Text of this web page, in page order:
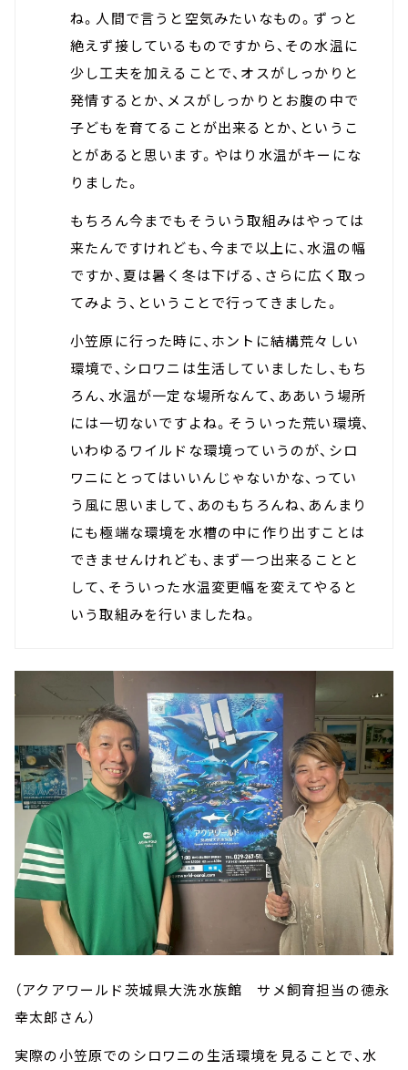
ね。人間で言うと空気みたいなもの。ずっと
絶えず接しているものですから、その水温に
少し工夫を加えることで、オスがしっかりと
発情するとか、メスがしっかりとお腹の中で
子どもを育てることが出来るとか、というこ
とがあると思います。やはり水温がキーにな
りました。
もちろん今までもそういう取組みはやっては
来たんですけれども、今まで以上に、水温の幅
ですか、夏は暑く冬は下げる、さらに広く取っ
てみよう、ということで行ってきました。
小笠原に行った時に、ホントに結構荒々しい
環境で、シロワニは生活していましたし、もち
ろん、水温が一定な場所なんて、ああいう場所
には一切ないですよね。そういった荒い環境、
いわゆるワイルドな環境っていうのが、シロ
ワニにとってはいいんじゃないかな、ってい
う風に思いまして、あのもちろんね、あんまり
にも極端な環境を水槽の中に作り出すことは
できませんけれども、まず一つ出来ることと
して、そういった水温変更幅を変えてやると
いう取組みを行いましたね。
（アクアワールド茨城県大洗水族館 サメ飼育担当の徳永
幸太郎さん）
実際の小笠原でのシロワニの生活環境を見ることで、水